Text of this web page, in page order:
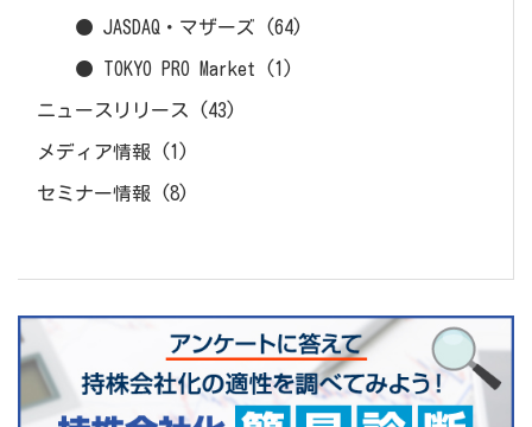
● JASDAQ・マザーズ (64)
● TOKYO PRO Market (1)
ニュースリリース (43)
メディア情報 (1)
セミナー情報 (8)